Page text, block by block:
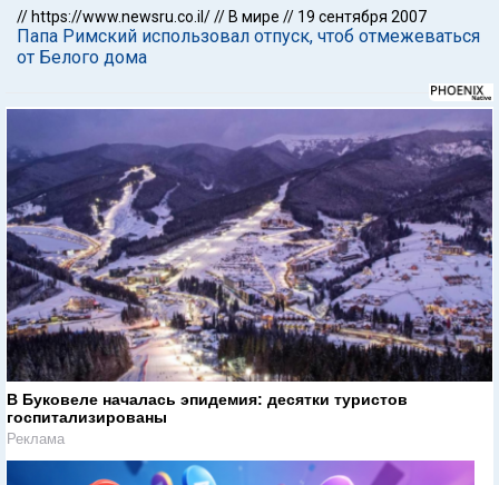
// https://www.newsru.co.il/// В мире // 19 сентября 2007
Папа Римский использовал отпуск, чтоб отмежеваться
от Белого дома
В Буковеле началась эпидемия: десятки туристов
госпитализированы
Реклама